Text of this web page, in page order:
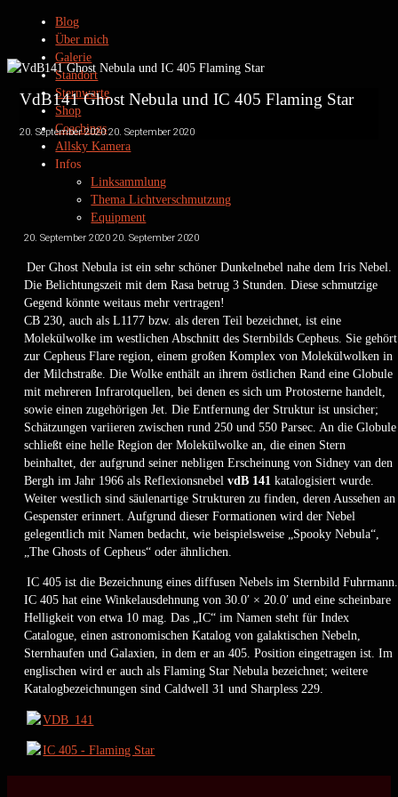
Blog
Über mich
Galerie
Standort
Sternwarte
Shop
Coachings
Allsky Kamera
Infos
Linksammlung
Thema Lichtverschmutzung
Equipment
Datenschutz
Impressum
Privatsternwarte Winkerling
by www.heinerweiss.de
VdB141 Ghost Nebula und IC 405 Flaming Star
20. September 202020. September 2020
20. September 2020 20. September 2020
Der Ghost Nebula ist ein sehr schöner Dunkelnebel nahe dem Iris Nebel.
Die Belichtungszeit mit dem Rasa betrug 3 Stunden. Diese schmutzige
Gegend könnte weitaus mehr vertragen!
CB 230, auch als L1177 bzw. als deren Teil bezeichnet, ist eine
Molekülwolke im westlichen Abschnitt des Sternbilds Cepheus. Sie gehört
zur Cepheus Flare region, einem großen Komplex von Molekülwolken in
der Milchstraße. Die Wolke enthält an ihrem östlichen Rand eine Globule
mit mehreren Infrarotquellen, bei denen es sich um Protosterne handelt,
sowie einen zugehörigen Jet. Die Entfernung der Struktur ist unsicher;
Schätzungen variieren zwischen rund 250 und 550 Parsec. An die Globule
schließt eine helle Region der Molekülwolke an, die einen Stern
beinhaltet, der aufgrund seiner nebligen Erscheinung von Sidney van den
Bergh im Jahr 1966 als Reflexionsnebel vdB 141 katalogisiert wurde.
Weiter westlich sind säulenartige Strukturen zu finden, deren Aussehen an
Gespenster erinnert. Aufgrund dieser Formationen wird der Nebel
gelegentlich mit Namen bedacht, wie beispielsweise „Spooky Nebula“,
„The Ghosts of Cepheus“ oder ähnlichen.
IC 405 ist die Bezeichnung eines diffusen Nebels im Sternbild Fuhrmann.
IC 405 hat eine Winkelausdehnung von 30.0′ × 20.0′ und eine scheinbare
Helligkeit von etwa 10 mag. Das „IC“ im Namen steht für Index
Catalogue, einen astronomischen Katalog von galaktischen Nebeln,
Sternhaufen und Galaxien, in dem er an 405. Position eingetragen ist. Im
englischen wird er auch als Flaming Star Nebula bezeichnet; weitere
Katalogbezeichnungen sind Caldwell 31 und Sharpless 229.